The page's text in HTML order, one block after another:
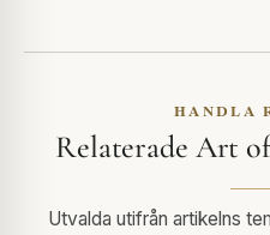
HANDLA
Relaterade Art
Utvalda utifrån artikelns